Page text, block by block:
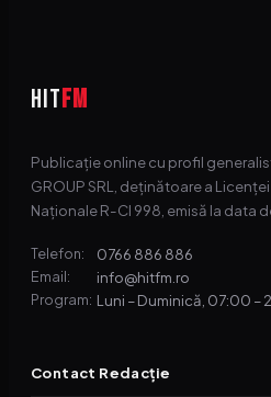
HITFM
Publicație online cu profil
GROUP SRL, deținătoare a
Naționale R-CI 998, emisă la data
Telefon: 0766 886 886
Email: info@hitfm.ro
Program: Luni – Duminică, 07:00 –
Contact Redacție